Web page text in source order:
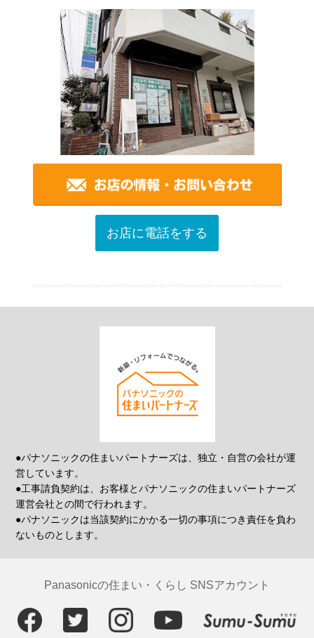
お店に電話をする
●パナソニックの住まいパートナーズは、独立・自営の会社が運
営しています。
●工事請負契約は、お客様とパナソニックの住まいパートナーズ
運営会社との間で行われます。
●パナソニックは当該契約にかかる一切の事項につき責任を負わ
ないものとします。
Panasonicの住まい・くらし SNSアカウント